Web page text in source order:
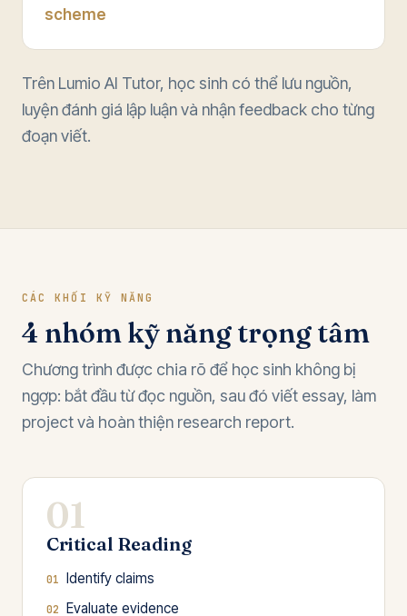
scheme
Trên Lumio AI Tutor, học sinh có thể lưu nguồn,
luyện đánh giá lập luận và nhận feedback cho từng
đoạn viết.
CÁC KHỐI KỸ NĂNG
4 nhóm kỹ năng trọng tâm
Chương trình được chia rõ để học sinh không bị
ngợp: bắt đầu từ đọc nguồn, sau đó viết essay, làm
project và hoàn thiện research report.
01
Critical Reading
Identify claims
Evaluate evidence